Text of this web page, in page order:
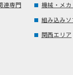
連専門
機械・メ
組み込み
関西エリア